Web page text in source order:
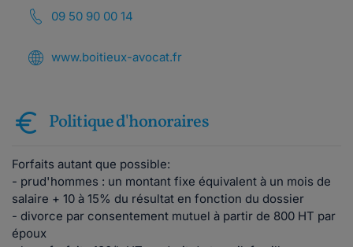
09 50 90 00 14
www.boitieux-avocat.fr
Politique d'honoraires
Forfaits autant que possible:
- prud'hommes : un montant fixe équivalent à un mois de
salaire + 10 à 15% du résultat en fonction du dossier
- divorce par consentement mutuel à partir de 800 HT par
époux